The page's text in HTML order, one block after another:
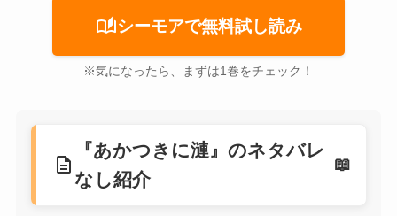
auto_storiesシーモアで無料試し読み
※気になったら、まずは1巻をチェック！
description
『あかつきに漣』のネタバレ
なし紹介